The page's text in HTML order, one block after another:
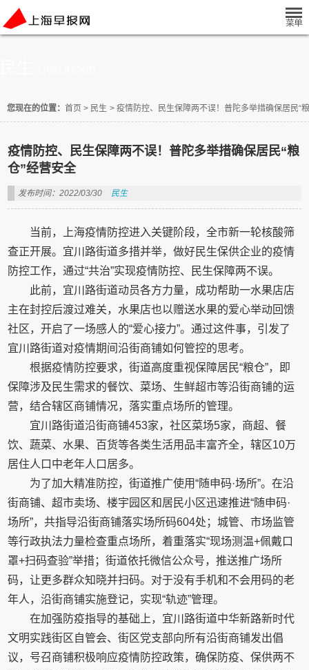
您现在的位置： 首页 > 民生 > 疫情防控、民生保障两不误！普陀多举措确保居民“
疫情防控、民生保障两不误！普陀多举措确保居民“粮
仓”经营安全
发布时间：2022/03/30 民生
当前，上海疫情防控进入关键阶段，全市新一轮核酸筛
查正开展。宜川路街道多措并举，做好民生保供企业的疫情
防控工作，通过“共治”实现疫情防控、民生保障两不误。
此前，宜川路街道动员各方力量，成功帮助一水果店店
主在封控后渡过难关，水果店也以赠送水果的爱心举动回馈
社区，开启了一场感人的“爱心接力”。通过这件事，引发了
宜川路街道对疫情期间沿街商铺如何管控的思考。
根据疫情防控要求，街道高度重视保障居民“粮仓”，即
保障涉及民生需求的餐饮、菜场、生鲜超市等沿街商铺的运
营，结合辖区商铺情况，落实重点场所的管理。
宜川路街道沿街商铺453家，社区菜场5家，商超、餐
饮、蔬菜、水果、百货等各类生活用品丰富齐全，辖区10万
居住人口中老年人口居多。
为了加大精准防控，街道推广使用“随申码·场所”。在沿
街商铺、超市卖场、楼宇园区和居民小区迅速推进“随申码·
场所”，共指导沿街商铺落实场所码604处；城管、市场监管
等行政执法力量检查重点场所，着重落实“现场测温+佩戴口
罩+扫码查验”举措；街道依托微信公众号，推送推广场所
码，让更多群众知晓并扫码。对于没有手机和不会用码的老
年人，沿街商铺实施登记，实现“轨迹”管理。
在加强防疫指导的基础上，宜川路街道中华新路新时代
文明实践街区自管会、街区党支部向所有沿街商铺发出倡
议，号召商铺积极响应疫情防控政策，确保防疫、保供两不